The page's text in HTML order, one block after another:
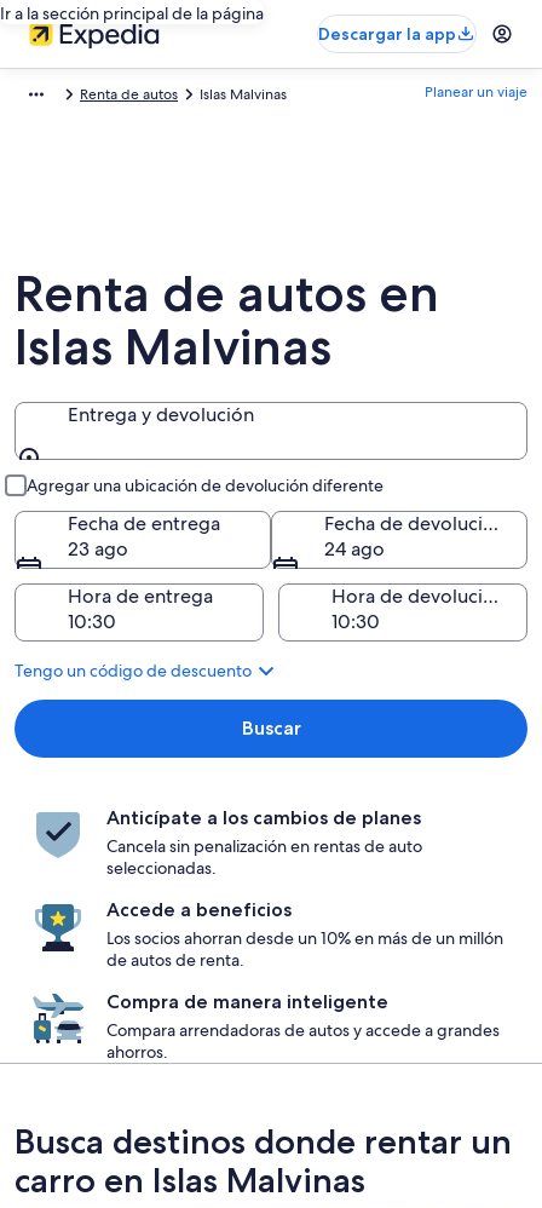
Ir a la sección principal de la página
Descargar la app
Renta de autos Islas Malvinas Planear un viaje
Renta de autos en
Islas Malvinas
Entrega y devolución
Agregar una ubicación de devolución diferente
Fecha de entrega
23 ago
Fecha de devolución
24 ago
Hora de entrega
Hora de devolución
Tengo un código de descuento
Buscar
Anticípate a los cambios de planes
Cancela sin penalización en rentas de auto
seleccionadas.
Accede a beneficios
Los socios ahorran desde un 10% en más de un millón
de autos de renta.
Compra de manera inteligente
Compara arrendadoras de autos y accede a grandes
ahorros.
Busca destinos donde rentar un
carro en Islas Malvinas